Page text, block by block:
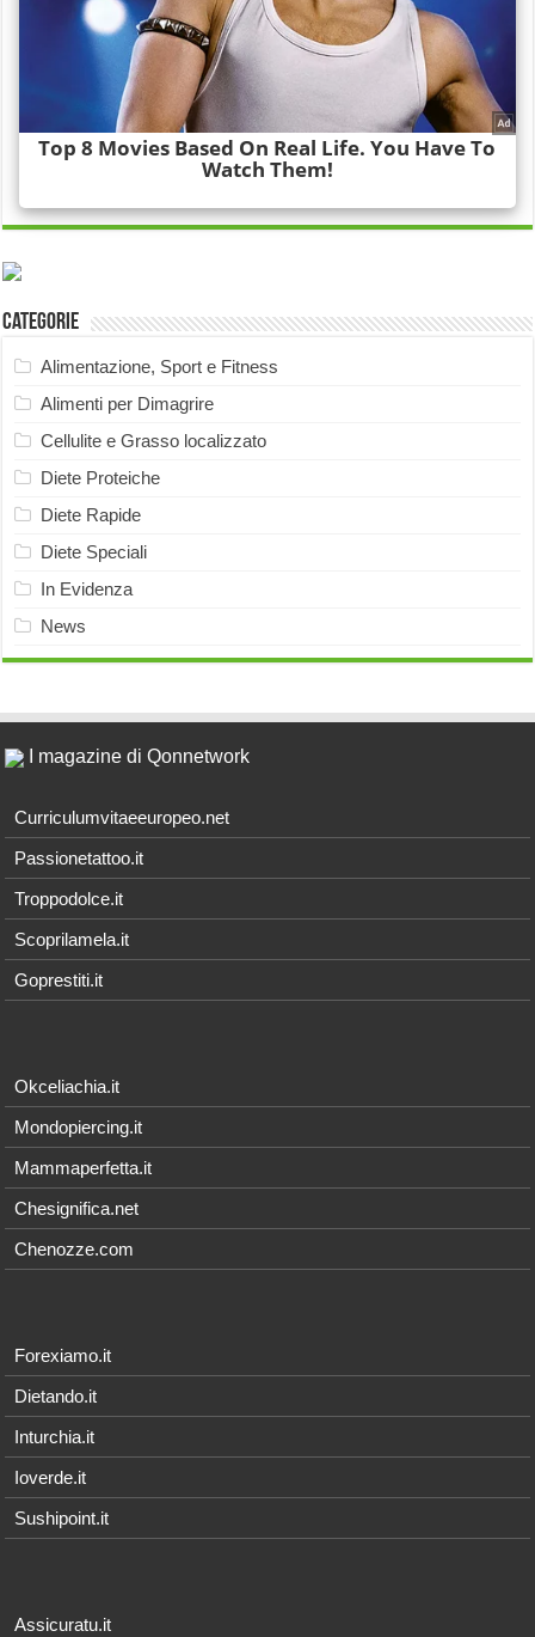
Categorie
Alimentazione, Sport e Fitness
Alimenti per Dimagrire
Cellulite e Grasso localizzato
Diete Proteiche
Diete Rapide
Diete Speciali
In Evidenza
News
I magazine di Qonnetwork
Curriculumvitaeeuropeo.net
Passionetattoo.it
Troppodolce.it
Scoprilamela.it
Goprestiti.it
Okceliachia.it
Mondopiercing.it
Mammaperfetta.it
Chesignifica.net
Chenozze.com
Forexiamo.it
Dietando.it
Inturchia.it
Ioverde.it
Sushipoint.it
Assicuratu.it